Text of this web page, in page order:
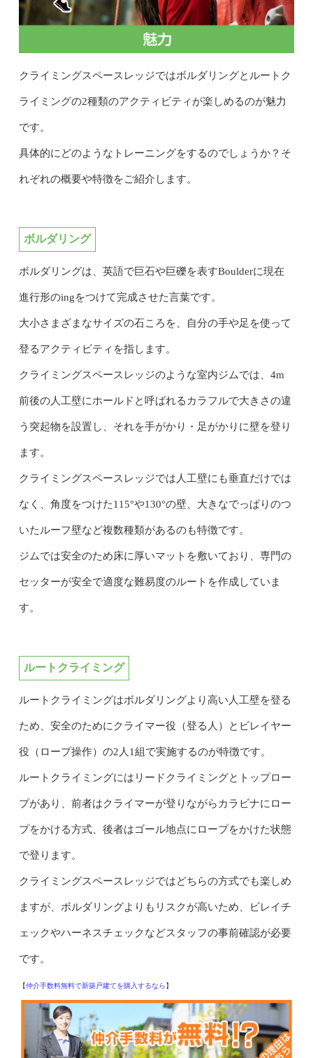
クライミングスペースレッジではボルダリングとルートク
ライミングの2種類のアクティビティが楽しめるのが魅力
です。
具体的にどのようなトレーニングをするのでしょうか？そ
れぞれの概要や特徴をご紹介します。
ボルダリング
ボルダリングは、英語で巨石や巨礫を表すBoulderに現在
進行形のingをつけて完成させた言葉です。
大小さまざまなサイズの石ころを、自分の手や足を使って
登るアクティビティを指します。
クライミングスペースレッジのような室内ジムでは、4m
前後の人工壁にホールドと呼ばれるカラフルで大きさの違
う突起物を設置し、それを手がかり・足がかりに壁を登り
ます。
クライミングスペースレッジでは人工壁にも垂直だけでは
なく、角度をつけた115°や130°の壁、大きなでっぱりのつ
いたルーフ壁など複数種類があるのも特徴です。
ジムでは安全のため床に厚いマットを敷いており、専門の
セッターが安全で適度な難易度のルートを作成していま
す。
ルートクライミング
ルートクライミングはボルダリングより高い人工壁を登る
ため、安全のためにクライマー役（登る人）とビレイヤー
役（ロープ操作）の2人1組で実施するのが特徴です。
ルートクライミングにはリードクライミングとトップロー
プがあり、前者はクライマーが登りながらカラビナにロー
プをかける方式、後者はゴール地点にロープをかけた状態
で登ります。
クライミングスペースレッジではどちらの方式でも楽しめ
ますが、ボルダリングよりもリスクが高いため、ビレイチ
ェックやハーネスチェックなどスタッフの事前確認が必要
です。
【仲介手数料無料で新築戸建てを購入するなら】